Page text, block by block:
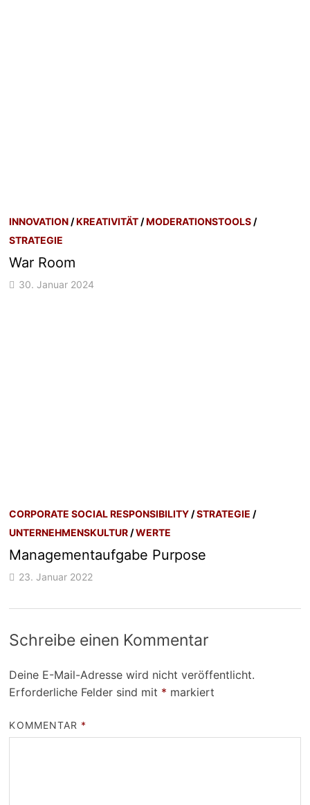
INNOVATION /KREATIVITÄT /MODERATIONSTOOLS /
STRATEGIE
War Room
30. Januar 2024
CORPORATE SOCIAL RESPONSIBILITY /STRATEGIE /
UNTERNEHMENSKULTUR /WERTE
Managementaufgabe Purpose
23. Januar 2022
Schreibe einen Kommentar
Deine E-Mail-Adresse wird nicht veröffentlicht.
Erforderliche Felder sind mit * markiert
KOMMENTAR *